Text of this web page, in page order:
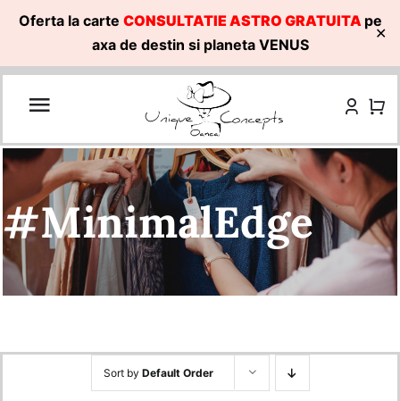
Oferta la carte CONSULTATIE ASTRO GRATUITA pe
axa de destin si planeta VENUS
✕
Skip
#MinimalEdge
Sort by Default Order